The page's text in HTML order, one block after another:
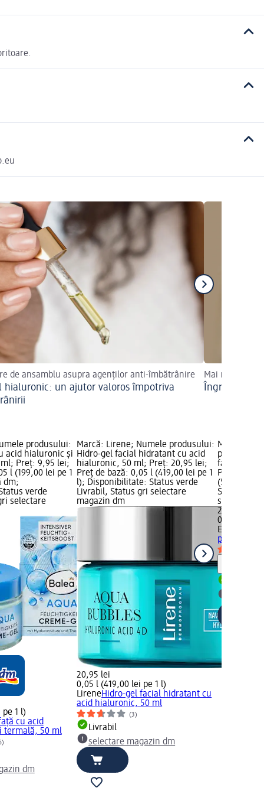
de ansamblu asupra agenților anti-îmbătrânire
hialuronic: un ajutor valoros împotriva
Mai multă
Îngrijire
produsului:
acid hialuronic și
Preț: 9,95 lei;
l (199,00 lei pe 1
dm;
verde
selectare
1 l)
cu acid
termală, 50 ml
dm
Marcă: Lirene; Numele produsului:
Hidro-gel facial hidratant cu acid
hialuronic, 50 ml; Preț: 20,95 lei;
Preț de bază: 0,05 l (419,00 lei pe 1
l); Disponibilitate: Status verde
Livrabil, Status gri selectare
magazin dm
20,95 lei
0,05 l (419,00 lei pe 1 l)
LireneHidro-gel facial hidratant cu
acid hialuronic, 50 ml
(3)
Livrabil
selectare magazin dm
Marcă:
produsului:
față pentru
Preț: 28,95
(579,00 lei
Status
selectare
28,95 lei
0,05 l
Elmiplant
pentru